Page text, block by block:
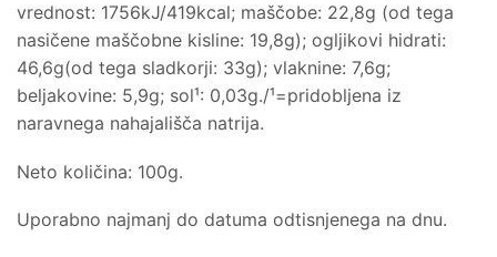
vrednost: 1756kJ/419kcal; maščobe: 22,8g (od tega
nasičene maščobne kisline: 19,8g); ogljikovi hidrati:
46,6g(od tega sladkorji: 33g); vlaknine: 7,6g;
beljakovine: 5,9g; sol¹: 0,03g./¹=pridobljena iz
naravnega nahajališča natrija.
Neto količina: 100g.
Uporabno najmanj do datuma odtisnjenega na dnu.